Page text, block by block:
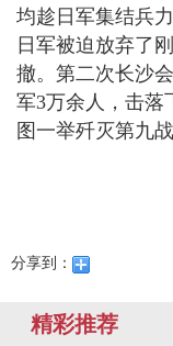
均趁日军集结兵
日军被迫放弃了
撤。第二次长沙
军3万余人，击落
图一举歼灭第九
分享到：
精彩推荐